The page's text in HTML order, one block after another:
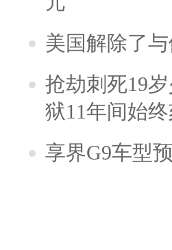
美国解除了
抢劫刺死19
狱11年间始
享界G9车型